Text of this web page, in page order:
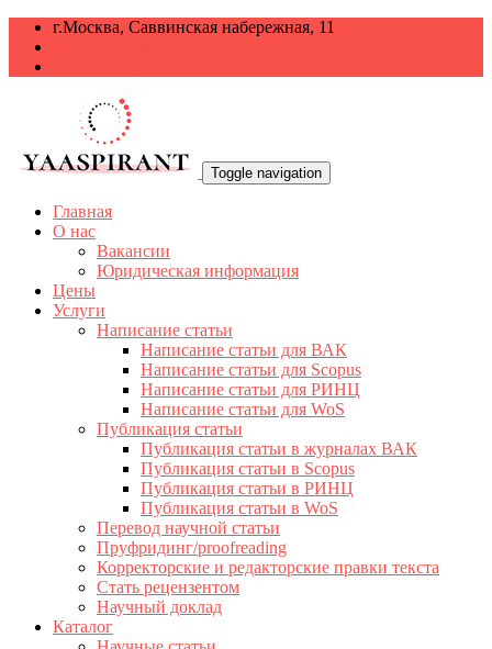
г.Москва, Саввинская набережная, 11
Toggle navigation
Главная
О нас
Вакансии
Юридическая информация
Цены
Услуги
Написание статьи
Написание статьи для ВАК
Написание статьи для Scopus
Написание статьи для РИНЦ
Написание статьи для WoS
Публикация статьи
Публикация статьи в журналах ВАК
Публикация статьи в Scopus
Публикация статьи в РИНЦ
Публикация статьи в WoS
Перевод научной статьи
Пруфридинг/proofreading
Корректорские и редакторские правки текста
Стать рецензентом
Научный доклад
Каталог